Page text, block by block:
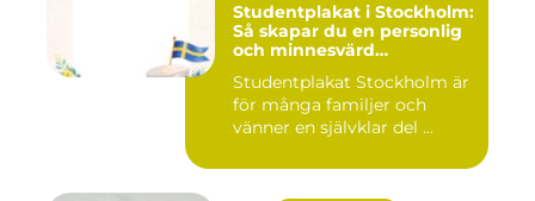
Studentplakat i Stockholm:
Så skapar du en personlig
och minnesvärd
Studentplakat Stockholm är
för många familjer och
vänner en självklar del ...